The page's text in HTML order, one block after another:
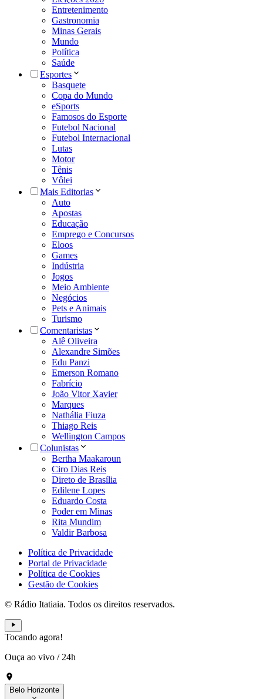
Entretenimento
Gastronomia
Minas Gerais
Mundo
Política
Saúde
Esportes
Basquete
Copa do Mundo
eSports
Famosos do Esporte
Futebol Nacional
Futebol Internacional
Lutas
Motor
Tênis
Vôlei
Mais Editorias
Auto
Apostas
Educação
Emprego e Concursos
Eloos
Games
Indústria
Jogos
Meio Ambiente
Negócios
Pets e Animais
Turismo
Comentaristas
Alê Oliveira
Alexandre Simões
Edu Panzi
Emerson Romano
Fabrício
João Vitor Xavier
Marques
Nathália Fiuza
Thiago Reis
Wellington Campos
Colunistas
Bertha Maakaroun
Ciro Dias Reis
Direto de Brasília
Edilene Lopes
Eduardo Costa
Poder em Minas
Rita Mundim
Valdir Barbosa
Política de Privacidade
Portal de Privacidade
Política de Cookies
Gestão de Cookies
© Rádio Itatiaia. Todos os direitos reservados.
Tocando agora!
Ouça ao vivo / 24h
Belo Horizonte